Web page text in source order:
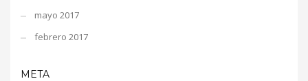
mayo 2017
febrero 2017
META